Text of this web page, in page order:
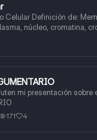
de: Membrana
núcleo, cromatina,
la interfase
mi presentación sobre
171 4